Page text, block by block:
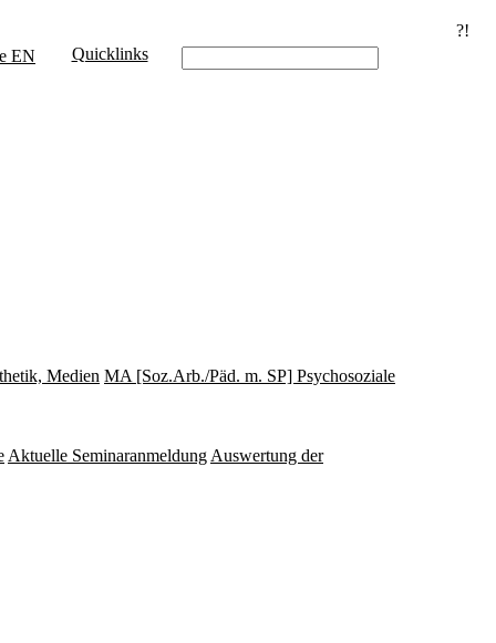
?!
EN Quicklinks
Medien MA [Soz.Arb./Päd. m. SP] Psychosoziale
Aktuelle Seminaranmeldung Auswertung der